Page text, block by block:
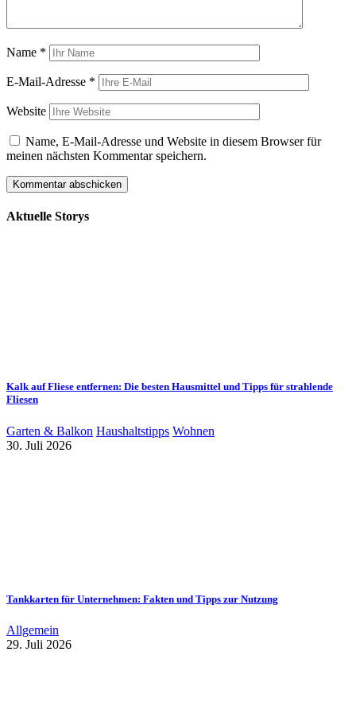
Name *
E-Mail-Adresse *
Website
Name, E-Mail-Adresse und Website in diesem Browser für
meinen nächsten Kommentar speichern.
Aktuelle Storys
Kalk auf Fliese entfernen: Die besten Hausmittel und Tipps für strahlende
Fliesen
Garten & Balkon Haushaltstipps Wohnen
30. Juli 2026
Tankkarten für Unternehmen: Fakten und Tipps zur Nutzung
Allgemein
29. Juli 2026